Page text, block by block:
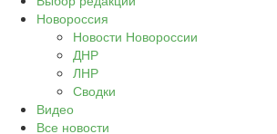
Новороссия
Новости Новороссии
ДНР
ЛНР
Сводки
Видео
Все новости